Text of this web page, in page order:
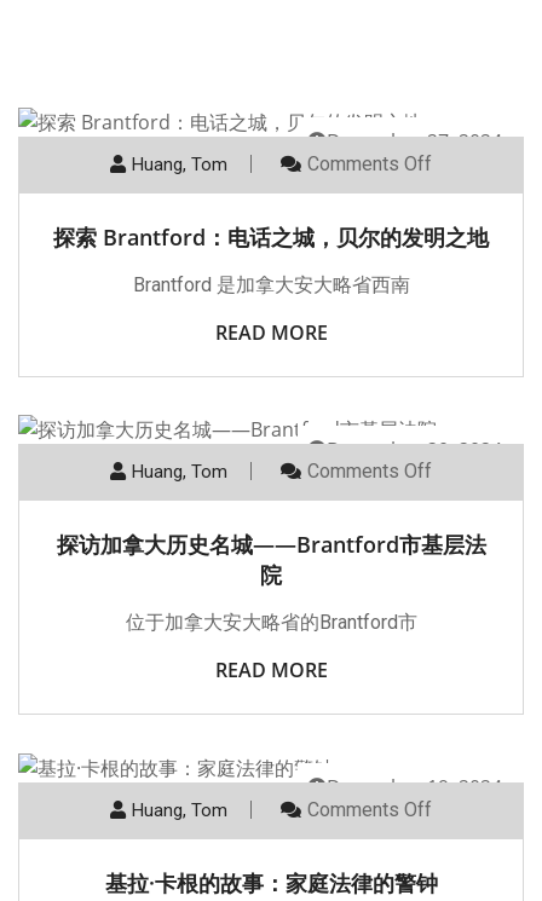
December 27, 2024
Huang, Tom Comments Off
探索 Brantford：电话之城，贝尔的发明之地
Brantford 是加拿大安大略省西南
READ MORE
December 20, 2024
Huang, Tom Comments Off
探访加拿大历史名城——Brantford市基层法
院
位于加拿大安大略省的Brantford市
READ MORE
December 19, 2024
Huang, Tom Comments Off
基拉·卡根的故事：家庭法律的警钟